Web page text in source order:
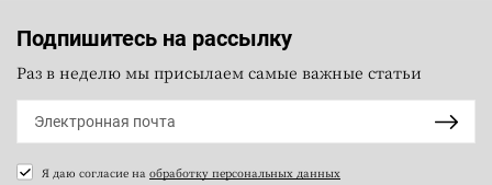
Подпишитесь на рассылку
Раз в неделю мы присылаем самые важные статьи
Я даю согласие на обработку персональных данных